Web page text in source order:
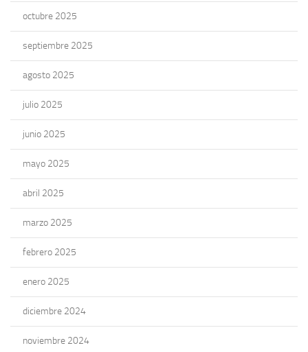
octubre 2025
septiembre 2025
agosto 2025
julio 2025
junio 2025
mayo 2025
abril 2025
marzo 2025
febrero 2025
enero 2025
diciembre 2024
noviembre 2024